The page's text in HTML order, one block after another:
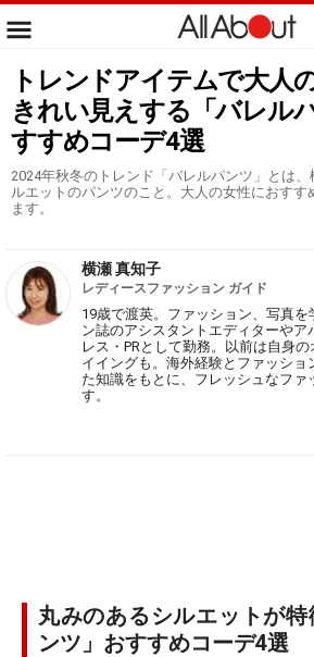
トレンドアイテムで大人
きれい見えする「バレル
すすめコーデ4選
2024年秋冬のトレンド「バレルパンツ」とは
ルエットのパンツのこと。大人の女性におすす
ます。
横瀬 真知子
レディースファッション ガイド
19歳で渡英。ファッション、写真を
ン誌のアシスタントエディターや
レス・PRとして勤務。以前は自身
イイングも。海外経験とファッシ
た知識をもとに、フレッシュなファ
す。
丸みのあるシルエットが
ンツ」おすすめコーデ4選